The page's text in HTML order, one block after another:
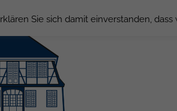
Sie sich damit einverstanden, dass